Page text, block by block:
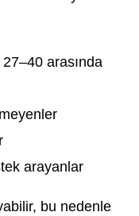
arasında
arayanlar
bu nedenle